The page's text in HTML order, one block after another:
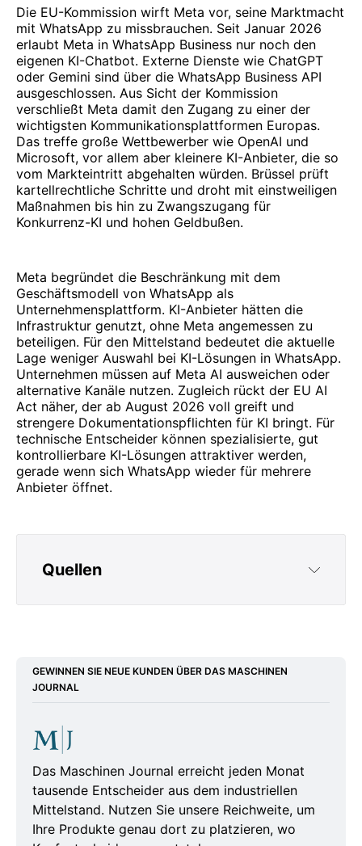
Die EU-Kommission wirft Meta vor, seine Marktmacht
mit WhatsApp zu missbrauchen. Seit Januar 2026
erlaubt Meta in WhatsApp Business nur noch den
eigenen KI-Chatbot. Externe Dienste wie ChatGPT
oder Gemini sind über die WhatsApp Business API
ausgeschlossen. Aus Sicht der Kommission
verschließt Meta damit den Zugang zu einer der
wichtigsten Kommunikationsplattformen Europas.
Das treffe große Wettbewerber wie OpenAI und
Microsoft, vor allem aber kleinere KI-Anbieter, die so
vom Markteintritt abgehalten würden. Brüssel prüft
kartellrechtliche Schritte und droht mit einstweiligen
Maßnahmen bis hin zu Zwangszugang für
Konkurrenz-KI und hohen Geldbußen.
Meta begründet die Beschränkung mit dem
Geschäftsmodell von WhatsApp als
Unternehmensplattform. KI-Anbieter hätten die
Infrastruktur genutzt, ohne Meta angemessen zu
beteiligen. Für den Mittelstand bedeutet die aktuelle
Lage weniger Auswahl bei KI-Lösungen in WhatsApp.
Unternehmen müssen auf Meta AI ausweichen oder
alternative Kanäle nutzen. Zugleich rückt der EU AI
Act näher, der ab August 2026 voll greift und
strengere Dokumentationspflichten für KI bringt. Für
technische Entscheider können spezialisierte, gut
kontrollierbare KI-Lösungen attraktiver werden,
gerade wenn sich WhatsApp wieder für mehrere
Anbieter öffnet.
Quellen
https://www.presseportal.de/pm/38708/615741
https://www.vng.de/de/newsroom/2025-11-13-
gruener-wasserstoff-fuer-europa-alteh2a
https://gwf-gas.de/maerkte-und-
unternehmen/alteh2a-und-south2-corridor-
treiben-vision-von-wasserstoffimporten-aus-
algerien-voran/
https://www.stmwi.bayern.de/presse/pressemel
GEWINNEN SIE NEUE KUNDEN ÜBER DAS MASCHINEN
JOURNAL
Das Maschinen Journal erreicht jeden Monat
tausende Entscheider aus dem industriellen
Mittelstand. Nutzen Sie unsere Reichweite, um
Ihre Produkte genau dort zu platzieren, wo